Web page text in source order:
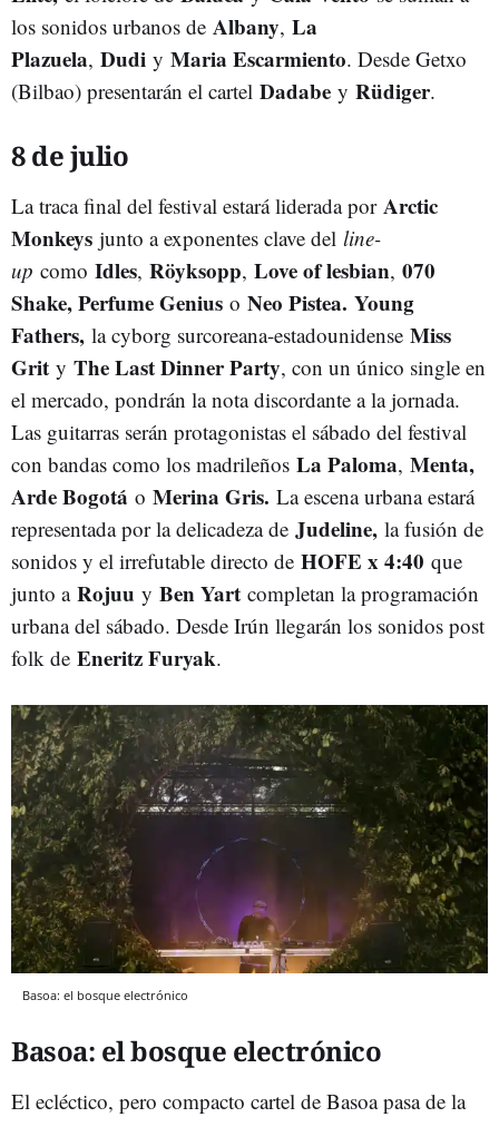
los sonidos urbanos de Albany, La
Plazuela, Dudi y Maria Escarmiento. Desde Getxo
(Bilbao) presentarán el cartel Dadabe y Rüdiger.
8 de julio
La traca final del festival estará liderada por Arctic
Monkeys junto a exponentes clave del line-
up como Idles, Röyksopp, Love of lesbian, 070
Shake, Perfume Genius o Neo Pistea. Young
Fathers, la cyborg surcoreana-estadounidense Miss
Grit y The Last Dinner Party, con un único single en
el mercado, pondrán la nota discordante a la jornada.
Las guitarras serán protagonistas el sábado del festival
con bandas como los madrileños La Paloma, Menta,
Arde Bogotá o Merina Gris. La escena urbana estará
representada por la delicadeza de Judeline, la fusión de
sonidos y el irrefutable directo de HOFE x 4:40 que
junto a Rojuu y Ben Yart completan la programación
urbana del sábado. Desde Irún llegarán los sonidos post
folk de Eneritz Furyak.
Basoa: el bosque electrónico
Basoa: el bosque electrónico
El ecléctico, pero compacto cartel de Basoa pasa de la